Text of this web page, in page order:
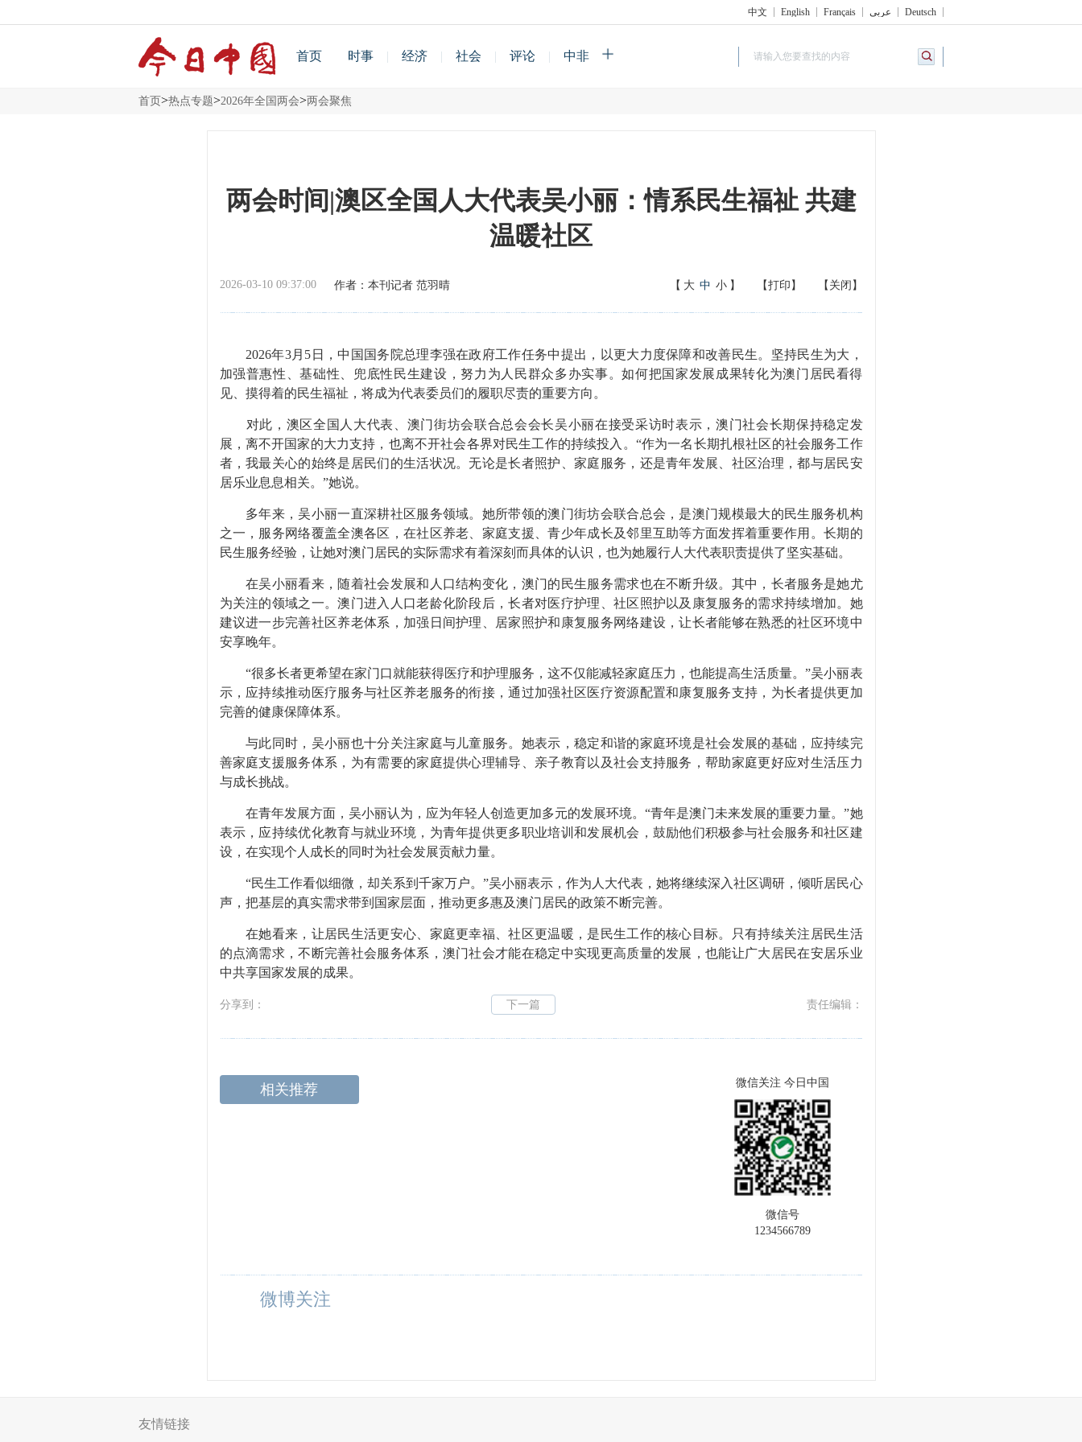
中文 English Français عربي Deutsch
首页 时事 | 经济 | 社会 | 评论 | 中非
首页 >热点专题>2026年全国两会>两会聚焦
两会时间|澳区全国人大代表吴小丽：情系民生福祉 共建
温暖社区
2026-03-10 09:37:00 作者：本刊记者 范羽晴 【关闭】
【打印】
【 大 中 小 】
2026年3月5日，中国国务院总理李强在政府工作任务中提出 ， 以更大力度保障和改善民生。坚持民生为大，
加强普惠性、基础性、兜底性民生建设，努力为人民群众多办实事。如何把国家发展成果转化为澳门居民看得
见、摸得着的民生福祉， 将成为代表委员们的履职尽责的重要方向。
对此，澳区全国人大代表、澳门街坊会联合总会会长吴小丽在接受采访时表示，澳门社会长期保持稳定发
展，离不开国家的大力支持，也离不开社会各界对民生工作的持续投入。“作为一名长期扎根社区的社会服务工作
者，我最关心的始终是居民们的生活状况。无论是长者照护、家庭服务，还是青年发展、社区治理，都与居民安
居乐业息息相关。”她说。
多年来，吴小丽一直深耕社区服务领域。她所带领的澳门街坊会联合总会，是澳门规模最大的民生服务机构
之一，服务网络覆盖全澳各区，在社区养老、家庭支援、青少年成长及邻里互助等方面发挥着重要作用。长期的
民生服务经验，让她对澳门居民的实际需求有着深刻而具体的认识，也为她履行人大代表职责提供了坚实基础。
在吴小丽看来，随着社会发展和人口结构变化，澳门的民生服务需求也在不断升级。其中，长者服务是她尤
为关注的领域之一。澳门进入人口老龄化阶段后，长者对医疗护理、社区照护以及康复服务的需求持续增加。她
建议进一步完善社区养老体系，加强日间护理、居家照护和康复服务网络建设，让长者能够在熟悉的社区环境中
安享晚年。
“很多长者更希望在家门口就能获得医疗和护理服务，这不仅能减轻家庭压力，也能提高生活质量。”吴小丽表
示，应持续推动医疗服务与社区养老服务的衔接，通过加强社区医疗资源配置和康复服务支持，为长者提供更加
完善的健康保障体系。
与此同时，吴小丽也十分关注家庭与儿童服务。她表示 ，稳定和谐的家庭环境是社会发展的基础，应持续完
善家庭支援服务体系，为有需要的家庭提供心理辅导、亲子教育以及社会支持服务，帮助家庭更好应对生活压力
与成长挑战。
在青年发展方面，吴小丽认为，应为年轻人创造更加多元的发展环境。“青年是澳门未来发展的重要力量。”她
表示，应持续优化教育与就业环境，为青年提供更多职业培训和发展机会，鼓励他们积极参与社会服务和社区建
设，在实现个人成长的同时为社会发展贡献力量。
“民生工作看似细微，却关系到千家万户。”吴小丽表示，作为人大代表，她将继续深入社区调研，倾听居民心
声，把基层的真实需求带到国家层面，推动更多惠及澳门居民的政策不断完善。
在她看来，让居民生活更安心、家庭更幸福、社区更温暖，是民生工作的核心目标。只有持续关注居民生活
的点滴需求，不断完善社会服务体系，澳门社会才能在稳定中实现更高质量的发展，也能让广大居民在安居乐业
中共享国家发展的成果。
分享到： 下一篇 责任编辑：
相关推荐 微信关注 今日中国
微信号
1234566789
微博关注
友情链接